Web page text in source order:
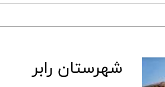
شهرستان رابر